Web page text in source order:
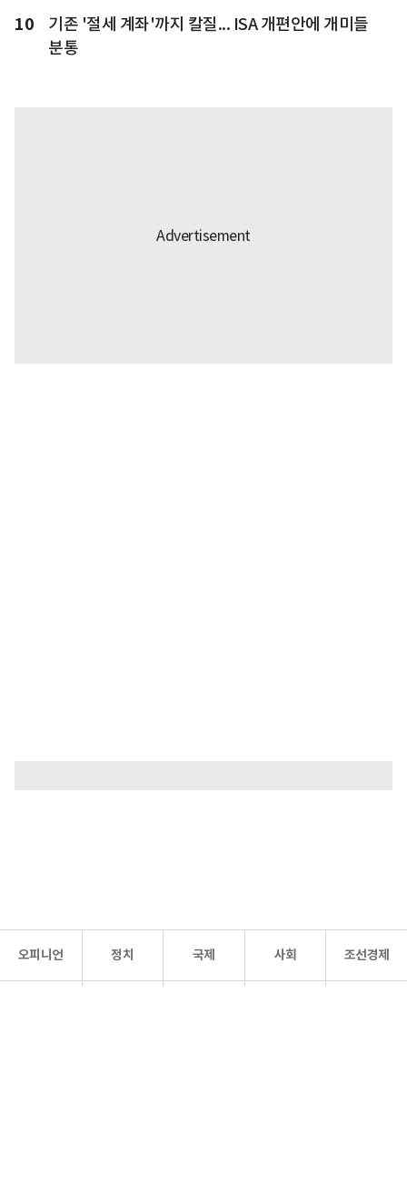
10
기존 '절세 계좌'까지 칼질... ISA 개편안에 개미들
분통
오피니언 정치 국제 사회 조선경제